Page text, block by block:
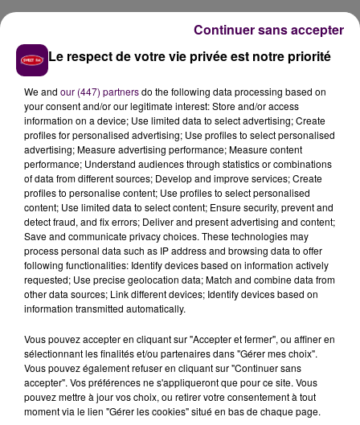
SENSIBILISER LES POLITIQUES
Chacun l'aura compris, il s’agit de menerune
opération avant tout symbolique, visant à
sensibiliser les pouvoirs publics"sur l’état
désastreux des voiries et ce que cela représente
comme danger"pour les usagers selon la FFMC de
Seine-Maritime. Le cortège sera composé d’une
vingtaine de motos"dans une ambiance festive"et
"ponctuée de distributions de chocolats"promet
l’association.
À LA UNE
Le respect de votre vie privée est notre priorité
We and our (447) partnersdo the following data processing based on
your consent and/or our legitimate interest: Store and/or access
information on a device; Use limited data to select advertising; Create
profiles for personalised advertising; Use profiles to select personalised
advertising; Measure advertising performance; Measure content
performance; Understand audiences through statistics or combinations
of data from different sources; Develop and improve services; Create
profiles to personalise content; Use profiles to select personalised
content; Use limited data to select content; Ensure security, prevent and
detect fraud, and fix errors; Deliver and present advertising and content;
Save and communicate privacy choices. These technologies may
process personal data such as IP address and browsing data to offer
following functionalities: Identify devices based on information actively
requested; Use precise geolocation data; Match and combine data from
other data sources; Link different devices; Identify devices based on
information transmitted automatically.
Vous pouvez accepter en cliquant sur "Accepter et fermer", ou affiner en
sélectionnant les finalités et/ou partenaires dans "Gérer mes choix".
Vous pouvez également refuser en cliquant sur "Continuer sans
accepter". Vos préférences ne s'appliqueront que pour ce site. Vous
pouvez mettre à jour vos choix, ou retirer votre consentement à tout
moment via le lien "Gérer les cookies" situé en bas de chaque page.
Continuer sans accepter